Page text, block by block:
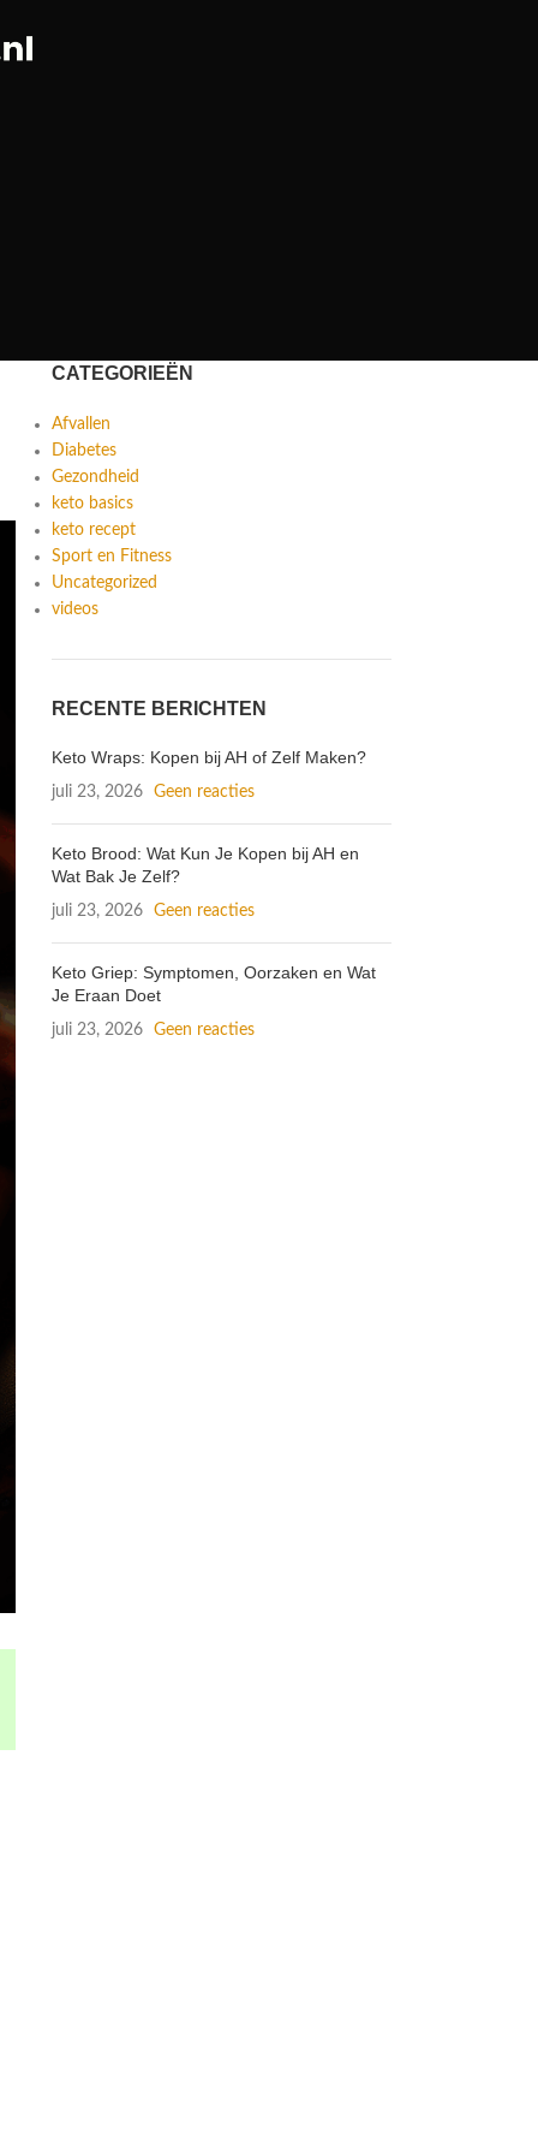
CATEGORIEËN
Afvallen
Diabetes
Gezondheid
keto basics
keto recept
Sport en Fitness
Uncategorized
videos
RECENTE BERICHTEN
Keto Wraps: Kopen bij AH of Zelf Maken?
juli 23, 2026 Geen reacties
Keto Brood: Wat Kun Je Kopen bij AH en
Wat Bak Je Zelf?
juli 23, 2026 Geen reacties
Keto Griep: Symptomen, Oorzaken en Wat
Je Eraan Doet
juli 23, 2026 Geen reacties